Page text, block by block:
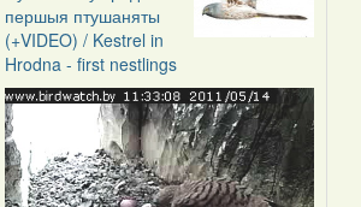
reply
to
by
Feather
першыя птушаняты
(+VIDEO) / Kestrel in
Hrodna - first nestlings